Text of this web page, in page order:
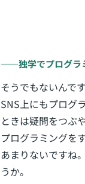
――独学でプログラ
そうでもないんで
SNS上にもプログ
ときは疑問をつぶ
プログラミングを
あまりないですね
うか。